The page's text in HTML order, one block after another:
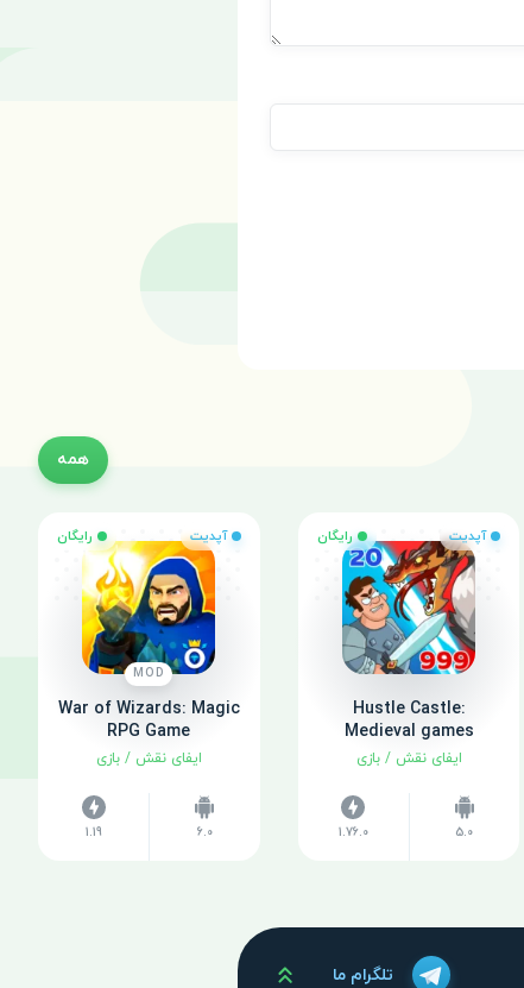
همه
آپدیت رایگان
Hustle Castle:
Medieval games
ایفای نقش /بازی
5.0
1.76.0
آپدیت رایگان
MOD
War of Wizards: Magic
RPG Game
ایفای نقش /بازی
6.0
1.19
بالا تلگرام ما